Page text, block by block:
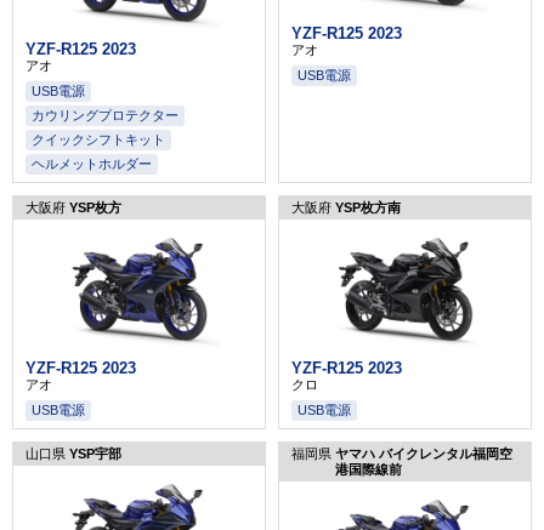
YZF-R125 2023
アオ
USB電源
カウリングプロテクター
クイックシフトキット
ヘルメットホルダー
YZF-R125 2023
アオ
USB電源
大阪府 YSP枚方
YZF-R125 2023
アオ
USB電源
大阪府 YSP枚方南
YZF-R125 2023
クロ
USB電源
山口県 YSP宇部 福岡県 ヤマハ バイクレンタル福岡空
港国際線前